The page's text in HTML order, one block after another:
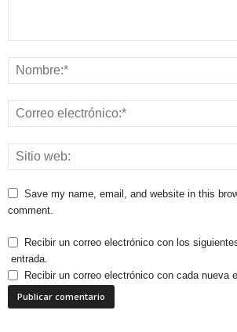
Save my name, email, and website in this
comment.
Recibir un correo electrónico con los
entrada.
Recibir un correo electrónico con cada nueva